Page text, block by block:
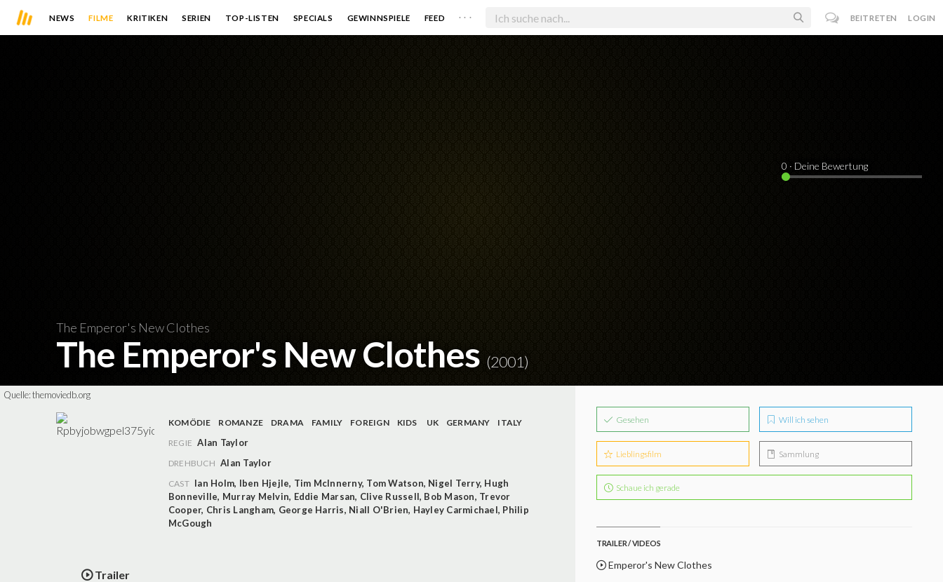
NEWS FILME KRITIKEN SERIEN TOP-LISTEN SPECIALS GEWINNSPIELE FEED . . . BEITRETEN LOGIN
The Emperor's New Clothes
The Emperor's New Clothes (2001)
0 · Deine Bewertung
Quelle:themoviedb.org
Trailer
KOMÖDIE ROMANZE DRAMA FAMILY FOREIGN KIDS UK GERMANY
ITALY
REGIE Alan Taylor
DREHBUCH Alan Taylor
CAST Ian Holm, Iben Hjejle, Tim McInnerny, Tom Watson, Nigel Terry, Hugh
Bonneville, Murray Melvin, Eddie Marsan, Clive Russell, Bob Mason, Trevor
Cooper, Chris Langham, George Harris, Niall O'Brien, Hayley Carmichael, Philip
McGough
Gesehen Will ich sehen
Lieblingsfilm Sammlung
Schaue ich gerade
TRAILER / VIDEOS
Emperor's New Clothes